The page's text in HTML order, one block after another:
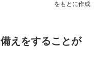
をもとに作成
えをすることが